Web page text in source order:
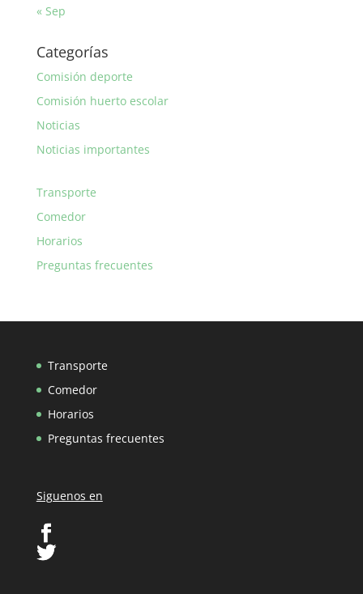
« Sep
Categorías
Comisión deporte
Comisión huerto escolar
Noticias
Noticias importantes
Transporte
Comedor
Horarios
Preguntas frecuentes
Transporte
Comedor
Horarios
Preguntas frecuentes
Siguenos en